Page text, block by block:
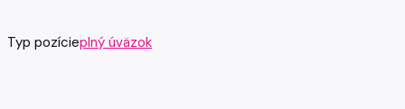
Typ pozícieplný úväzok